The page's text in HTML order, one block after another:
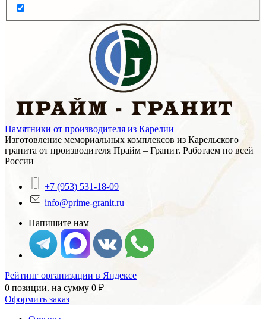
Памятники от производителя из Карелии
Изготовление мемориальных комплексов из Карельского
гранита от производителя Прайм – Гранит. Работаем по всей
России
+7 (953) 531-18-09
info@prime-granit.ru
Напишите нам
Рейтинг организации в Яндексе
0 позиции. на сумму 0 ₽
Оформить заказ